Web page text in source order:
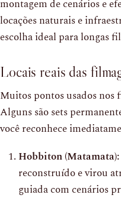
montagem de cenários e
locações naturais e
escolha ideal para longas
Locais reais das
Muitos pontos usados nos
Alguns são sets
você reconhece
Hobbiton (Matamata):
reconstruído e virou
guiada com cenários